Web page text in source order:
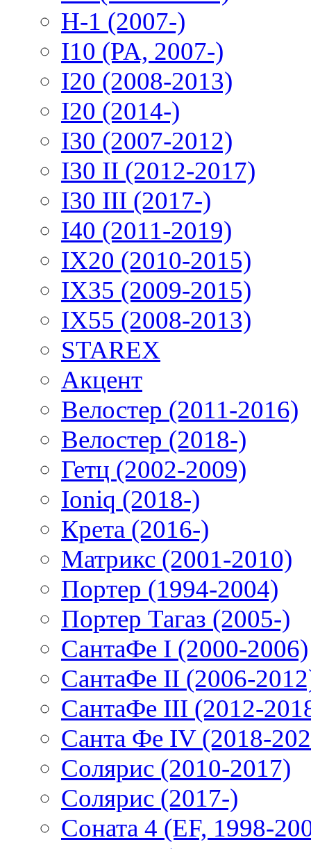
H-1 (2007-)
I10 (PA, 2007-)
I20 (2008-2013)
I20 (2014-)
I30 (2007-2012)
I30 II (2012-2017)
I30 III (2017-)
I40 (2011-2019)
IX20 (2010-2015)
IX35 (2009-2015)
IX55 (2008-2013)
STAREX
Акцент
Велостер (2011-2016)
Велостер (2018-)
Гетц (2002-2009)
Ioniq (2018-)
Крета (2016-)
Матрикс (2001-2010)
Портер (1994-2004)
Портер Тагаз (2005-)
СантаФе I (2000-2006)
СантаФе II (2006-
СантаФе III (2012-
Санта Фе IV (2018-
Солярис (2010-2017)
Солярис (2017-)
Соната 4 (EF, 1998-